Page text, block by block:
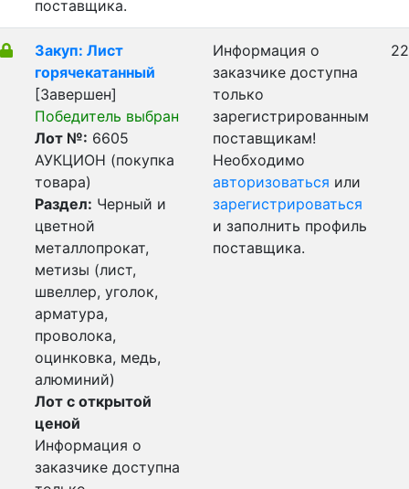
поставщика.
Закуп: Лист
горячекатанный
[Завершен]
Победитель выбран
Лот №: 6605
АУКЦИОН (покупка
товара)
Раздел: Черный и
цветной
металлопрокат,
метизы (лист,
швеллер, уголок,
арматура,
проволока,
оцинковка, медь,
алюминий)
Лот с открытой
ценой
Информация о
заказчике доступна
Информация о
заказчике доступна
только
зарегистрированным
поставщикам!
Необходимо
авторизоваться или
зарегистрироваться
и заполнить профиль
поставщика.